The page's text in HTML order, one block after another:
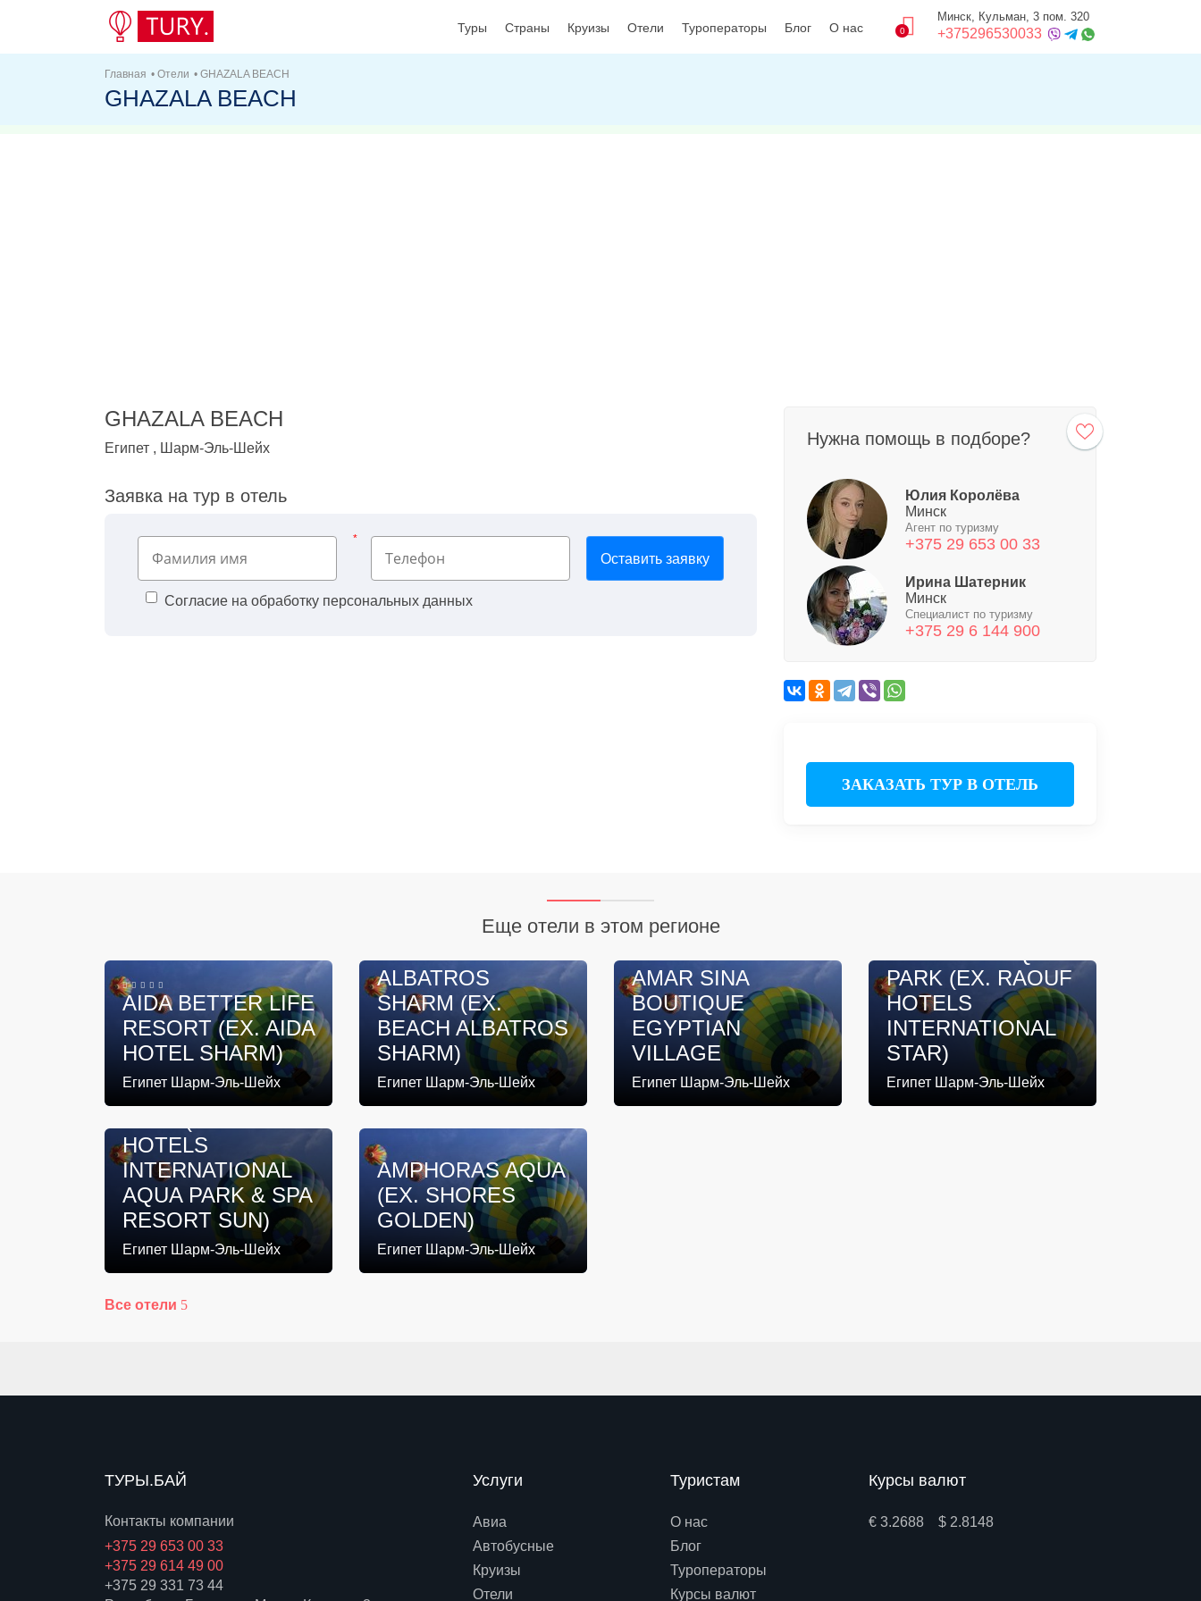
0
Минск, Кульман, 3 пом. 320
+375296530033
Туры Страны Круизы Отели Туроператоры Блог О нас
Главная • Отели • GHAZALA BEACH
GHAZALA BEACH
GHAZALA BEACH
Египет , Шарм-Эль-Шейх
Заявка на тур в отель
*
Оставить заявку
Согласие на обработку персональных данных
Нужна помощь в подборе?
Юлия Королёва
Минск
Агент по туризму
+375 29 653 00 33
Ирина Шатерник
Минск
Специалист по туризму
+375 29 6 144 900
ЗАКАЗАТЬ ТУР В ОТЕЛЬ
Еще отели в этом регионе
AIDA BETTER LIFE
RESORT (EX. AIDA
HOTEL SHARM)
Египет Шарм-Эль-Шейх
ALBATROS
SHARM (EX.
BEACH ALBATROS
SHARM)
Египет Шарм-Эль-Шейх
AMAR SINA
BOUTIQUE
EGYPTIAN
VILLAGE
Египет Шарм-Эль-Шейх
PARK (EX. RAOUF
HOTELS
INTERNATIONAL
STAR)
Египет Шарм-Эль-Шейх
AMARINA SUN
RESORT & AQUA
HOTELS
INTERNATIONAL
AQUA PARK & SPA
RESORT SUN)
Египет Шарм-Эль-Шейх
AMPHORAS AQUA
(EX. SHORES
GOLDEN)
Египет Шарм-Эль-Шейх
Все отели
ТУРЫ.БАЙ
Контакты компании
+375 29 653 00 33
+375 29 614 49 00
+375 29 331 73 44
Услуги
Авиа
Автобусные
Круизы
Отели
Туристам
О нас
Блог
Туроператоры
Курсы валют
Курсы валют
€ 3.2688 $ 2.8148